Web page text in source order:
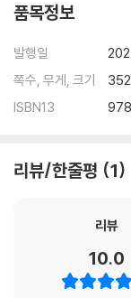
- Answer keys,
품목정보
발행일
쪽수, 무게, 크기
ISBN13
리뷰/한줄평 1
리뷰
10.0